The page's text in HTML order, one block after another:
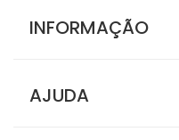
INFORMAÇÃO
AJUDA